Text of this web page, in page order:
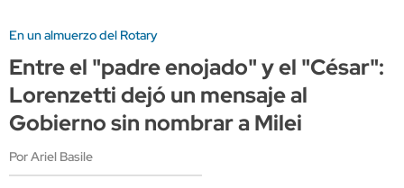
En un almuerzo del Rotary
Entre el "padre enojado" y el "César":
Lorenzetti dejó un mensaje al
Gobierno sin nombrar a Milei
Por Ariel Basile